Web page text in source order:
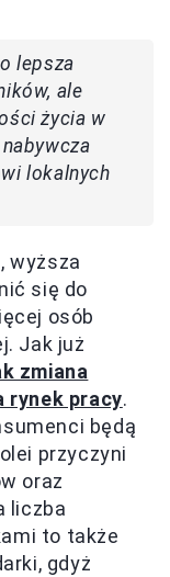
lepsza
ale
życia w
lokalnych
wyższa
się do
osób
Jak już
zmiana
rynek pracy.
będą
przyczyni
oraz
liczba
to także
gdyż